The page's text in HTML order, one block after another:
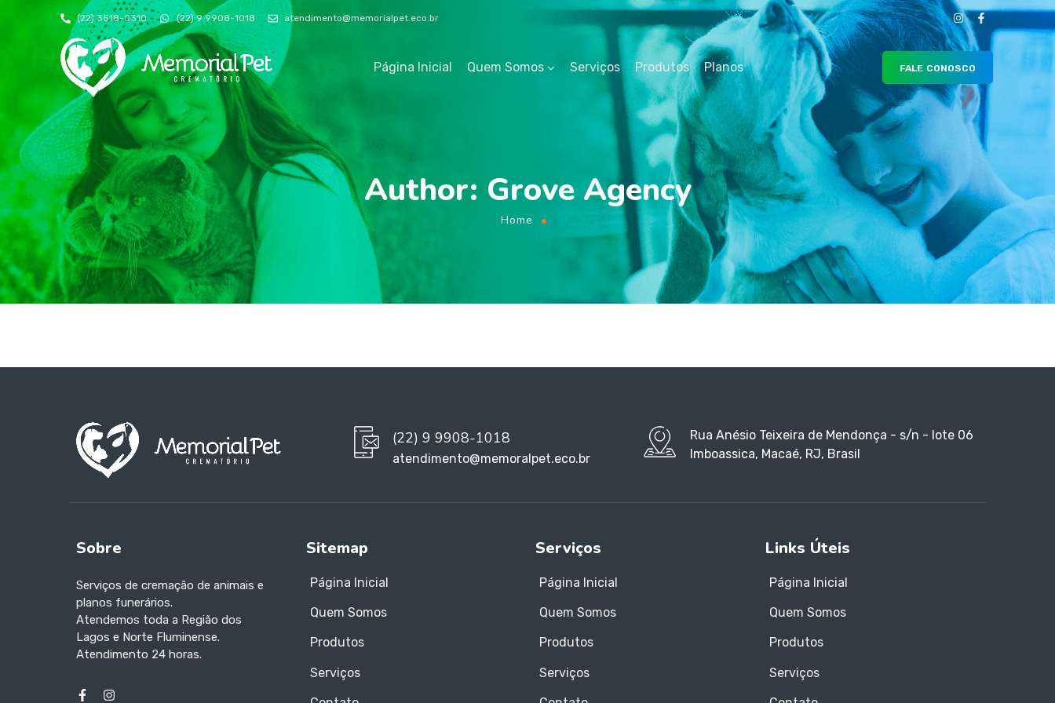
(22) 3518-0310 (22) 9 9908-1018 atendimento@memorialpet.eco.br
Página Inicial Quem Somos Serviços Produtos Planos FALE CONOSCO
Author: Grove Agency
Home
(22) 9 9908-1018
atendimento@memoralpet.eco.br
Rua Anésio Teixeira de Mendonça - s/n - lote 06
Imboassica, Macaé, RJ, Brasil
Sobre
Serviços de cremação de animais e
planos funerários.
Atendemos toda a Região dos
Lagos e Norte Fluminense.
Atendimento 24 horas.
Sitemap
Página Inicial
Quem Somos
Produtos
Serviços
Serviços
Página Inicial
Quem Somos
Produtos
Serviços
Links Úteis
Página Inicial
Quem Somos
Produtos
Serviços